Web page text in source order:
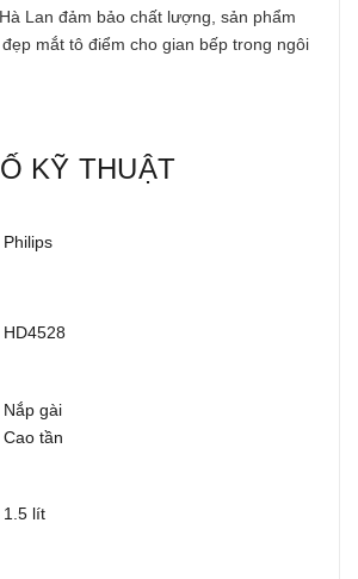
Lan đảm bảo chất lượng, sản phẩm
mắt tô điểm cho gian bếp trong ngôi
KỸ THUẬT
Philips
HD4528
Nắp gài
Cao tần
1.5 lít